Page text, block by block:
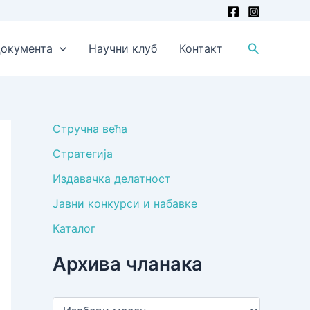
Научни клуб Контакт Претрага
Стручна већа
Стратегија
Издавачка делатност
Јавни конкурси и набавке
Каталог
Архива чланака